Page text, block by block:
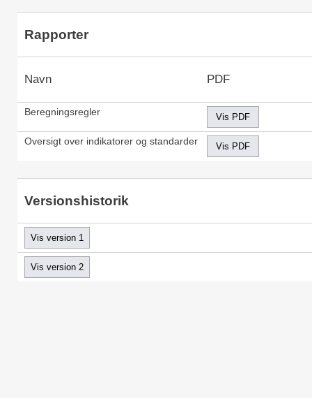
Rapporter
Navn PDF
Beregningsregler
Oversigt over indikatorer og standarder
Versionshistorik